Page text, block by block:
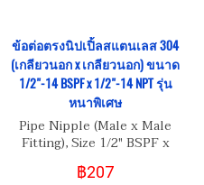
ข้อต่อตรงนิปเปิ้ลสแตนเลส 304
(เกลียวนอก x เกลียวนอก) ขนาด
1/2"-14 BSPF x 1/2"-14 NPT รุ่น
หนาพิเศษ
Pipe Nipple (Male x Male
Fitting), Size 1/2" BSPF x
฿207